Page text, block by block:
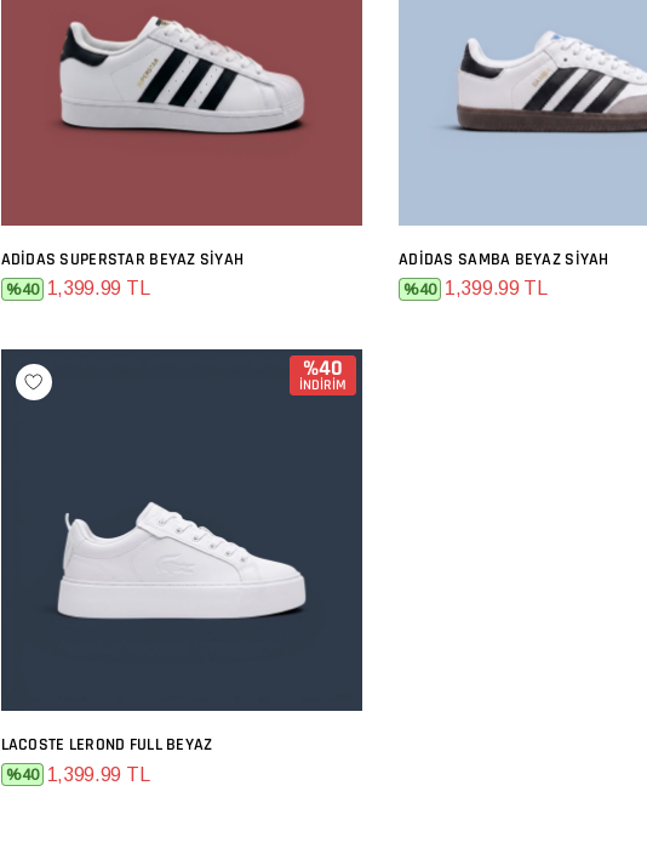
SEPETE EKLE
ADIDAS SUPERSTAR BEYAZ SIYAH
%40 1,399.99 TL
SEPETE EKLE
ADIDAS SAMBA BEYAZ SIYAH
%40 1,399.99 TL
%40
İNDİRİM
SEPETE EKLE
LACOSTE LEROND FULL BEYAZ
%40 1,399.99 TL